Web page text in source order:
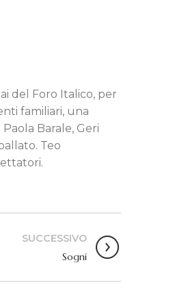
del Foro Italico, per
familiari, una
Barale, Geri
Teo
SUCCESSIVO
Sogni